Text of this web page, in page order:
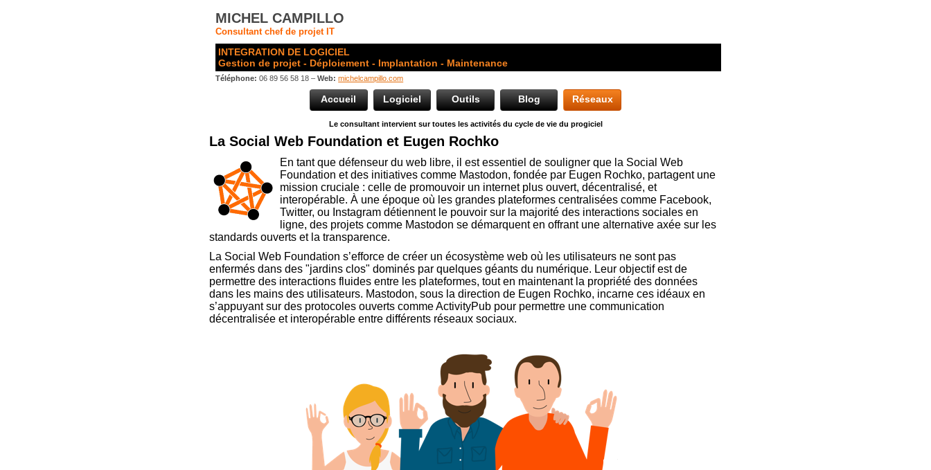
MICHEL CAMPILLO
Consultant chef de projet IT
INTEGRATION DE LOGICIEL
Gestion de projet - Déploiement - Implantation - Maintenance
Téléphone: 06 89 56 58 18 –Web: michelcampillo.com
Accueil Logiciel Outils Blog Réseaux
Le consultant intervient sur toutes les activités du cycle de vie du progiciel
La Social Web Foundation et Eugen Rochko
En tant que défenseur du web libre, il est essentiel de souligner que la Social Web
Foundation et des initiatives comme Mastodon, fondée par Eugen Rochko, partagent une
mission cruciale : celle de promouvoir un internet plus ouvert, décentralisé, et
interopérable. À une époque où les grandes plateformes centralisées comme Facebook,
Twitter, ou Instagram détiennent le pouvoir sur la majorité des interactions sociales en
ligne, des projets comme Mastodon se démarquent en offrant une alternative axée sur les
standards ouverts et la transparence.
La Social Web Foundation s’efforce de créer un écosystème web où les utilisateurs ne sont pas
enfermés dans des "jardins clos" dominés par quelques géants du numérique. Leur objectif est de
permettre des interactions fluides entre les plateformes, tout en maintenant la propriété des données
dans les mains des utilisateurs. Mastodon, sous la direction de Eugen Rochko, incarne ces idéaux en
s’appuyant sur des protocoles ouverts comme ActivityPub pour permettre une communication
décentralisée et interopérable entre différents réseaux sociaux.